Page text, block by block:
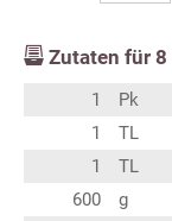
Zutaten für 8
1 Pk
1
TL
1
TL
600
g